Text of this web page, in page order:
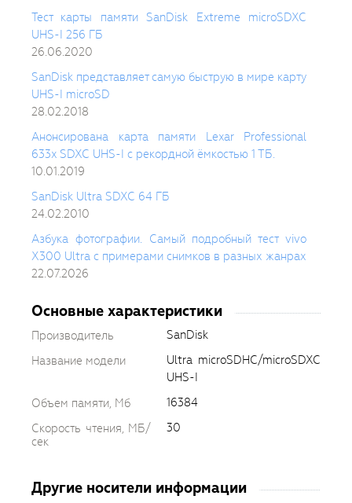
Тест карты памяти SanDisk Extreme microSDXC
UHS-I 256 ГБ
26.06.2020
SanDisk представляет самую быструю в мире карту
UHS-I microSD
28.02.2018
Анонсирована карта памяти Lexar Professional
633x SDXC UHS-I с рекордной ёмкостью 1 ТБ.
10.01.2019
SanDisk Ultra SDXC 64 ГБ
24.02.2010
Азбука фотографии. Самый подробный тест vivo
X300 Ultra с примерами снимков в разных жанрах
22.07.2026
Основные характеристики
Производитель
SanDisk
Название модели
Ultra microSDHC/microSDXC
UHS-I
Объем памяти, Мб
16384
Скорость чтения, МБ/
сек
30
Другие носители информации